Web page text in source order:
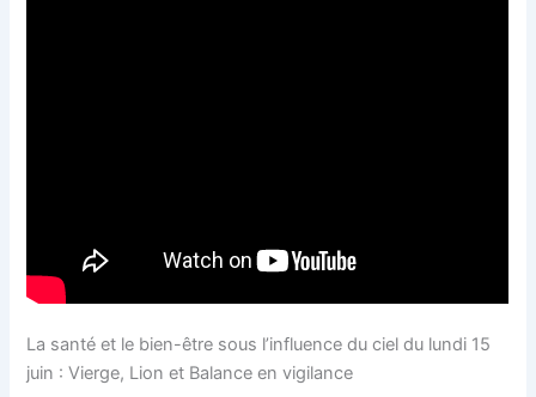
La santé et le bien-être sous l’influence du ciel du lundi 15
juin : Vierge, Lion et Balance en vigilance